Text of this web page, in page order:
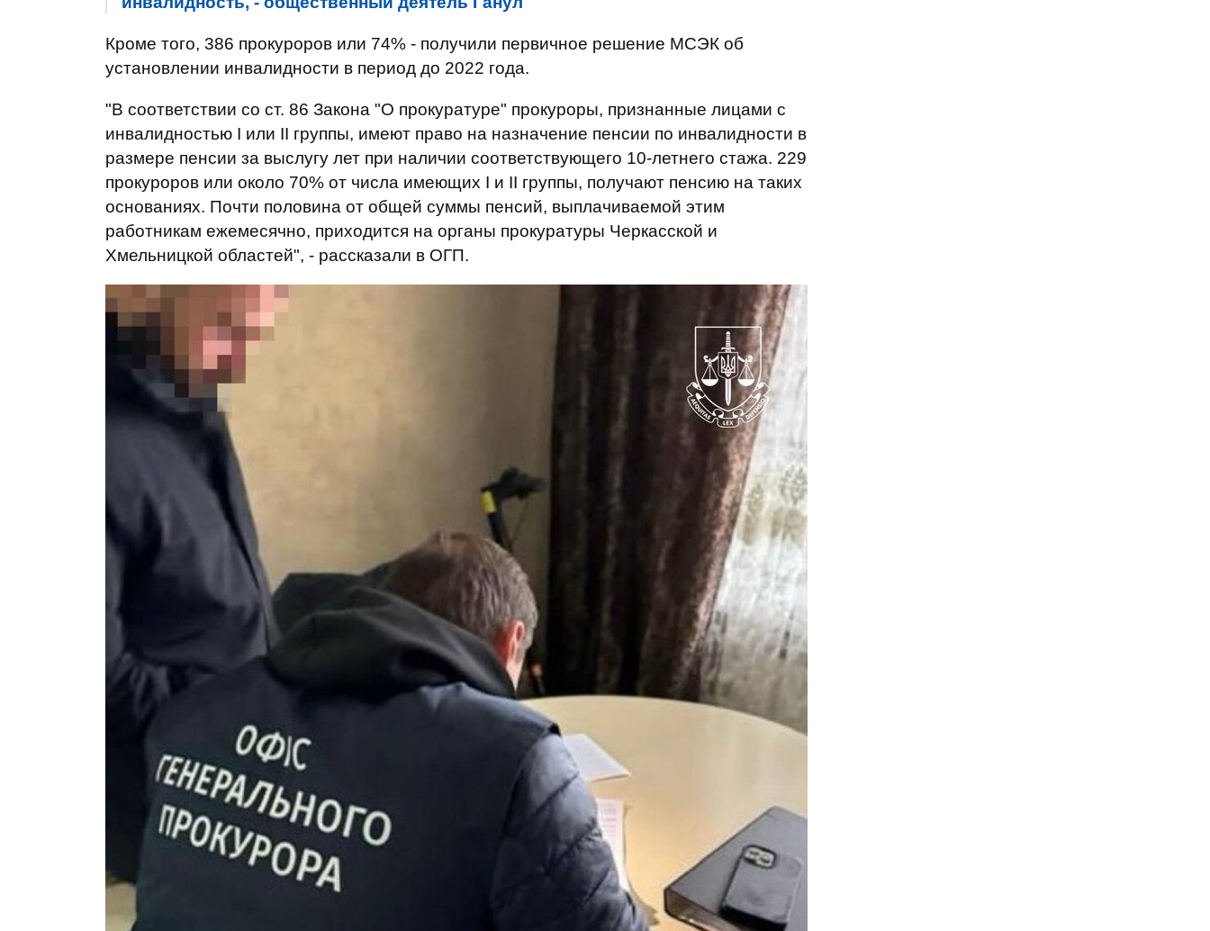
Кроме того, 386 прокуроров или 74% - получили первичное решение МСЭК об
установлении инвалидности в период до 2022 года.
"В соответствии со ст. 86 Закона "О прокуратуре" прокуроры, признанные лицами с
инвалидностью I или II группы, имеют право на назначение пенсии по инвалидности в
размере пенсии за выслугу лет при наличии соответствующего 10-летнего стажа. 229
прокуроров или около 70% от числа имеющих I и II группы, получают пенсию на таких
основаниях. Почти половина от общей суммы пенсий, выплачиваемой этим
работникам ежемесячно, приходится на органы прокуратуры Черкасской и
Хмельницкой областей", - рассказали в ОГП.